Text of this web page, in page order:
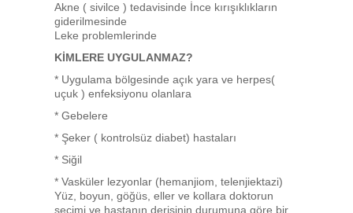
Akne ( sivilce ) tedavisinde İnce kırışıklıkların
giderilmesinde
Leke problemlerinde
KİMLERE UYGULANMAZ?
* Uygulama bölgesinde açık yara ve herpes(
uçuk ) enfeksiyonu olanlara
* Gebelere
* Şeker ( kontrolsüz diabet) hastaları
* Siğil
* Vasküler lezyonlar (hemanjiom, telenjiektazi)
Yüz, boyun, göğüs, eller ve kollara doktorun
seçimi ve hastanın derisinin durumuna göre bir